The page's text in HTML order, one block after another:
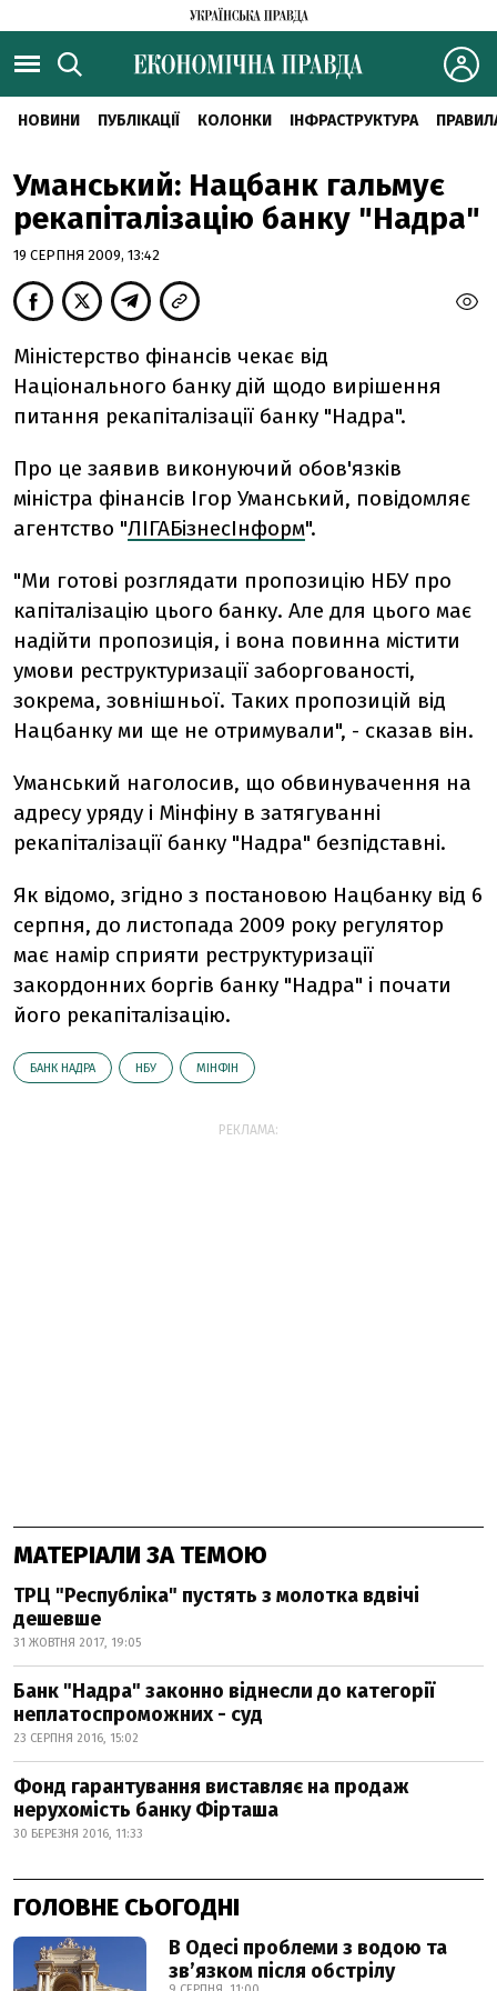
НОВИНИ ПУБЛІКАЦІЇ КОЛОНКИ ІНФРАСТРУКТУРА
Уманський: Нацбанк гальмує
рекапіталізацію банку "Надра"
19 СЕРПНЯ 2009, 13:42
Міністерство фінансів чекає від
Національного банку дій щодо вирішення
питання рекапіталізації банку "Надра".
Про це заявив виконуючий обов'язків
міністра фінансів Ігор Уманський, повідомляє
агентство "ЛІГАБізнесІнформ".
"Ми готові розглядати пропозицію НБУ про
капіталізацію цього банку. Але для цього має
надійти пропозиція, і вона повинна містити
умови реструктуризації заборгованості,
зокрема, зовнішньої. Таких пропозицій від
Нацбанку ми ще не отримували", - сказав він.
Уманський наголосив, що обвинувачення на
адресу уряду і Мінфіну в затягуванні
рекапіталізації банку "Надра" безпідставні.
Як відомо, згідно з постановою Нацбанку від 6
серпня, до листопада 2009 року регулятор
має намір сприяти реструктуризації
закордонних боргів банку "Надра" і почати
його рекапіталізацію.
БАНК НАДРА НБУ МІНФІН
РЕКЛАМА:
МАТЕРІАЛИ ЗА ТЕМОЮ
ТРЦ "Республіка" пустять з молотка вдвічі
дешевше
31 ЖОВТНЯ 2017, 19:05
Банк "Надра" законно віднесли до категорії
неплатоспроможних - суд
23 СЕРПНЯ 2016, 15:02
Фонд гарантування виставляє на продаж
нерухомість банку Фірташа
30 БЕРЕЗНЯ 2016, 11:33
ГОЛОВНЕ СЬОГОДНІ
В Одесі проблеми з водою та
звʼязком після обстрілу